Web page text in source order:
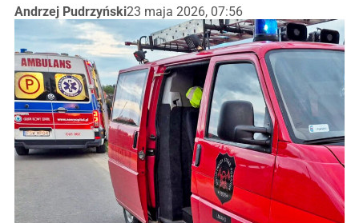
Andrzej Pudrzyński23 maja 2026, 07:56